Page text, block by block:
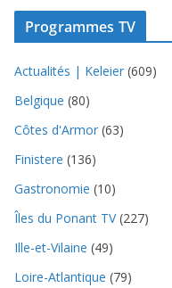
Programmes TV
Actualités | Keleier (609)
Belgique (80)
Côtes d'Armor (63)
Finistere (136)
Gastronomie (10)
Îles du Ponant TV(227)
Ille-et-Vilaine (49)
Loire-Atlantique (79)